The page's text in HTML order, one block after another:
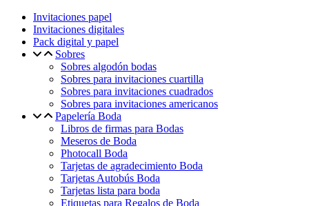
Invitaciones papel
Invitaciones digitales
Pack digital y papel
Sobres
Sobres algodón bodas
Sobres para invitaciones cuartilla
Sobres para invitaciones cuadrados
Sobres para invitaciones americanos
Papelería Boda
Libros de firmas para Bodas
Meseros de Boda
Photocall Boda
Tarjetas de agradecimiento Boda
Tarjetas Autobús Boda
Tarjetas lista para boda
Etiquetas para Regalos de Boda